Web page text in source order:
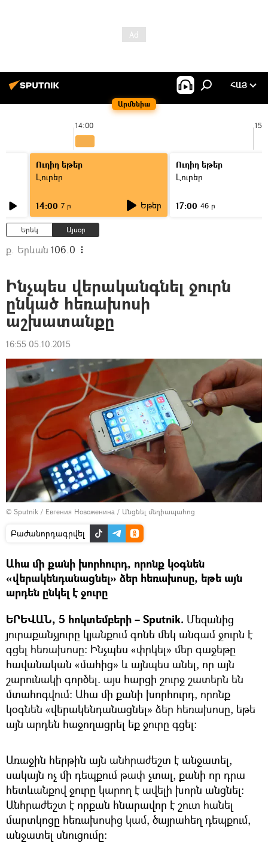
Արմենիա
ՀԱՅ
14:00
Ուղիղ եթեր
Լուրեր
14:00 7 ր Եթեր
Ուղիղ եթեր
Լուրեր
17:00 46 ր
Երեկ Այսօր
ք. Երևան 106.0
Ինչպես վերականգնել ջուրն
ընկած հեռախոսի
աշխատանքը
16:55 05.10.2015
© Sputnik / Евгения Новоженина / Անցնել մեդիապահոց
Բաժանորդագրվել
Ահա մի քանի խորհուրդ, որոնք կօգնեն
«վերակենդանացնել» ձեր հեռախոսը, եթե այն
արդեն ընկել է ջուրը
ԵՐԵՎԱՆ, 5 հոկտեմբերի – Sputnik. Մեզանից
յուրաքանչյուրը կյանքում գոնե մեկ անգամ ջուրն է
գցել հեռախոսը։ Ինչպես «փրկել» մեր գաջեթը
հավանական «մահից» և այնպես անել, որ այն
շարունակի գործել. այս հարցի շուրջ շատերն են
մտահոգվում։ Ահա մի քանի խորհուրդ, որոնք
կօգնեն «վերակենդանացնել» ձեր հեռախոսը, եթե
այն արդեն հաջողացրել եք ջուրը գցել։
Առաջին հերթին այն անհրաժեշտ է անջատել,
սակայն ոչ մի դեպքում թափ չտալ, քանի որ դրա
հետևանքով ջուրը կարող է ավելի խորն անցնել։
Անհրաժեշտ է որքան հնարավոր է շուտ հանել
մարտկոցը հեռախոսից կամ, ծայրահեղ դեպքում,
անջատել սնուցումը։